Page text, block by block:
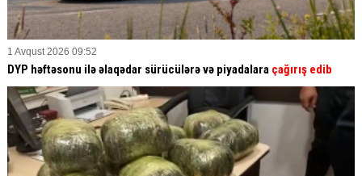
1 Avqust 2026 09:52
DYP həftəsonu ilə əlaqədar sürücülərə və piyadalara çağırış edib